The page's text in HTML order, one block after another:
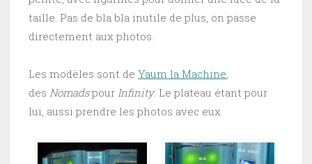
taille. Pas de bla bla inutile de plus, on passe
directement aux photos.
Les modèles sont de Yaum la Machine
des Nomadspour Infinity. Le plateau étant pour
lui, aussi prendre les photos avec eux.